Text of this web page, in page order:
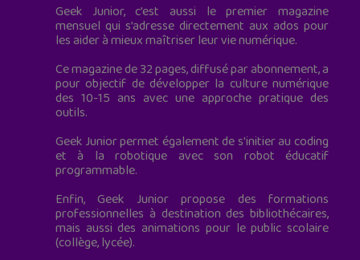
Geek Junior, c’est aussi le premier magazine
mensuel qui s’adresse directement aux ados pour
les aider à mieux maîtriser leur vie numérique.
Ce magazine de 32 pages, diffusé par abonnement, a
pour objectif de développer la culture numérique
des 10-15 ans avec une approche pratique des
outils.
Geek Junior permet également de s'initier au coding
et à la robotique avec son robot éducatif
programmable.
Enfin, Geek Junior propose des formations
professionnelles à destination des bibliothécaires,
mais aussi des animations pour le public scolaire
(collège, lycée).